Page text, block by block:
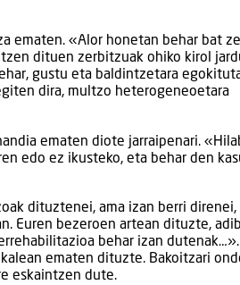
ematen. «Alor honetan behar bat
dituen zerbitzuak ohiko kirol
gustu eta baldintzetara
dira, multzo heterogeneoetara
ematen diote jarraipenari.
edo ez ikusteko, eta behar den
dituztenei, ama izan berri direnei,
Euren bezeroen artean dituzte,
behar izan dutenak…».
ematen dituzte. Bakoitzari
eskaintzen dute.